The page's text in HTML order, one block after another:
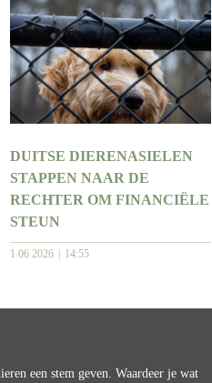
DUITSE DIERENASIELEN
STAPPEN NAAR DE
RECHTER OM FINANCIËLE
STEUN
1 06 2026 14:55
een stem geven. Waardeer je wat